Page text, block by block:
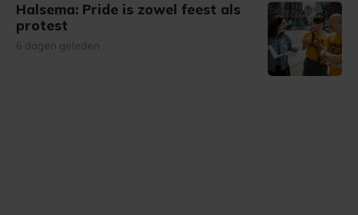
Halsema: Pride is zowel feest als
protest
6 dagen geleden